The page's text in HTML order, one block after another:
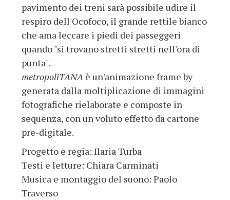
pavimento dei treni sarà possibile udire il
respiro dell'Ocofoco, il grande rettile bianco
che ama leccare i piedi dei passeggeri
quando "si trovano stretti stretti nell'ora di
punta".
metropoliTANA è un'animazione frame by
generata dalla moltiplicazione di immagini
fotografiche rielaborate e composte in
sequenza, con un voluto effetto da cartone
pre-digitale.
Progetto e regia: Ilaria Turba
Testi e letture: Chiara Carminati
Musica e montaggio del suono: Paolo
Traverso